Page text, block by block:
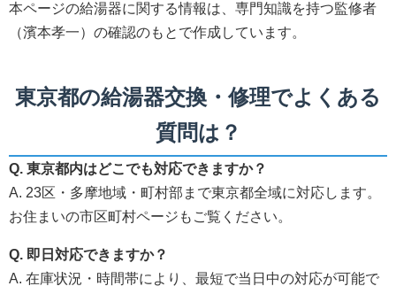
本ページの給湯器に関する情報は、専門知識を持つ監修者
（濱本孝一）の確認のもとで作成しています。
東京都の給湯器交換・修理でよくある
質問は？
Q. 東京都内はどこでも対応できますか？
A. 23区・多摩地域・町村部まで東京都全域に対応します。
お住まいの市区町村ページもご覧ください。
Q. 即日対応できますか？
A. 在庫状況・時間帯により、最短で当日中の対応が可能で